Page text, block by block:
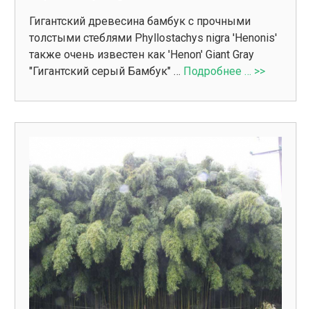
Гигантский древесина бамбук с прочными
толстыми стеблями Phyllostachys nigra 'Henonis'
также очень известен как 'Henon' Giant Gray
"Гигантский серый Бамбук" … Подробнее … >>